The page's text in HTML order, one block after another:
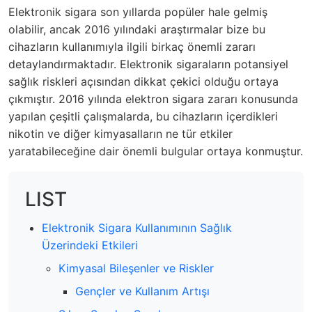
Elektronik sigara son yıllarda popüler hale gelmiş
olabilir, ancak 2016 yılındaki araştırmalar bize bu
cihazların kullanımıyla ilgili birkaç önemli zararı
detaylandırmaktadır. Elektronik sigaraların potansiyel
sağlık riskleri açısından dikkat çekici olduğu ortaya
çıkmıştır. 2016 yılında elektron sigara zararı konusunda
yapılan çeşitli çalışmalarda, bu cihazların içerdikleri
nikotin ve diğer kimyasalların ne tür etkiler
yaratabileceğine dair önemli bulgular ortaya konmuştur.
LIST
Elektronik Sigara Kullanımının Sağlık
Üzerindeki Etkileri
Kimyasal Bileşenler ve Riskler
Gençler ve Kullanım Artışı